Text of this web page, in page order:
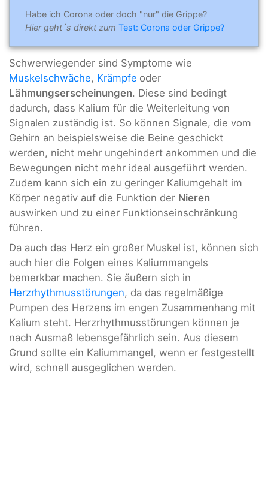
Habe ich Corona oder doch "nur" die Grippe?
Hier geht´s direkt zum Test: Corona oder Grippe?
Schwerwiegender sind Symptome wie
Muskelschwäche, Krämpfe oder
Lähmungserscheinungen. Diese sind bedingt
dadurch, dass Kalium für die Weiterleitung von
Signalen zuständig ist. So können Signale, die vom
Gehirn an beispielsweise die Beine geschickt
werden, nicht mehr ungehindert ankommen und die
Bewegungen nicht mehr ideal ausgeführt werden.
Zudem kann sich ein zu geringer Kaliumgehalt im
Körper negativ auf die Funktion der Nieren
auswirken und zu einer Funktionseinschränkung
führen.
Da auch das Herz ein großer Muskel ist, können sich
auch hier die Folgen eines Kaliummangels
bemerkbar machen. Sie äußern sich in
Herzrhythmusstörungen, da das regelmäßige
Pumpen des Herzens im engen Zusammenhang mit
Kalium steht. Herzrhythmusstörungen können je
nach Ausmaß lebensgefährlich sein. Aus diesem
Grund sollte ein Kaliummangel, wenn er festgestellt
wird, schnell ausgeglichen werden.